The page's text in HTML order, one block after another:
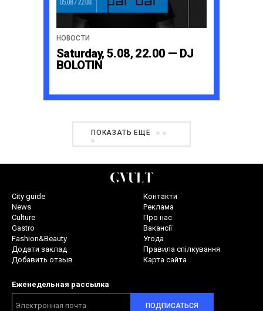
НОВОСТИ
Saturday, 5.08, 22.00 — DJ
BOLOTIN
ПОКАЗАТЬ ЕЩЕ
City guide
News
Culture
Gastro
Fashion&Beauty
Додати заклад
Добавить отзыв
Контакти
Реклама
Про нас
Вакансії
Угода
Правила спілкування
Карта сайта
Еженедельная рассылка
ПОДПИСАТЬСЯ